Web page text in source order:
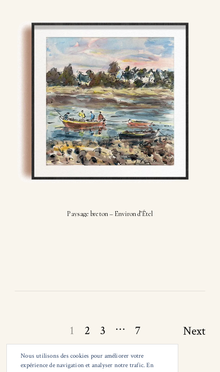
Paysage breton – Environ d’Étel
navigation
1 2 3 … 7 Next
Nous utilisons des cookies pour améliorer votre
expérience de navigation et analyser notre trafic. En